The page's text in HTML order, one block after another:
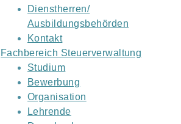
Dienstherren/
Ausbildungsbehörden
Kontakt
Fachbereich Steuerverwaltung
Studium
Bewerbung
Organisation
Lehrende